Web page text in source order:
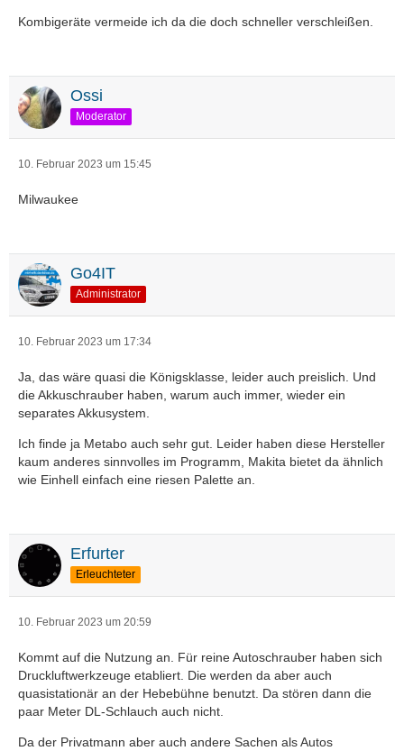
Kombigeräte vermeide ich da die doch schneller verschleißen.
Ossi
Moderator
10. Februar 2023 um 15:45
Milwaukee
Go4IT
Administrator
10. Februar 2023 um 17:34
Ja, das wäre quasi die Königsklasse, leider auch preislich. Und
die Akkuschrauber haben, warum auch immer, wieder ein
separates Akkusystem.
Ich finde ja Metabo auch sehr gut. Leider haben diese Hersteller
kaum anderes sinnvolles im Programm, Makita bietet da ähnlich
wie Einhell einfach eine riesen Palette an.
Erfurter
Erleuchteter
10. Februar 2023 um 20:59
Kommt auf die Nutzung an. Für reine Autoschrauber haben sich
Druckluftwerkzeuge etabliert. Die werden da aber auch
quasistationär an der Hebebühne benutzt. Da stören dann die
paar Meter DL-Schlauch auch nicht.
Da der Privatmann aber auch andere Sachen als Autos